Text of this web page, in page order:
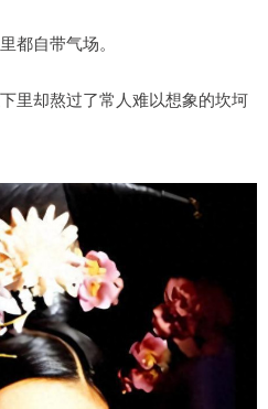
都自带气场。
里却熬过了常人难以想象的坎坷